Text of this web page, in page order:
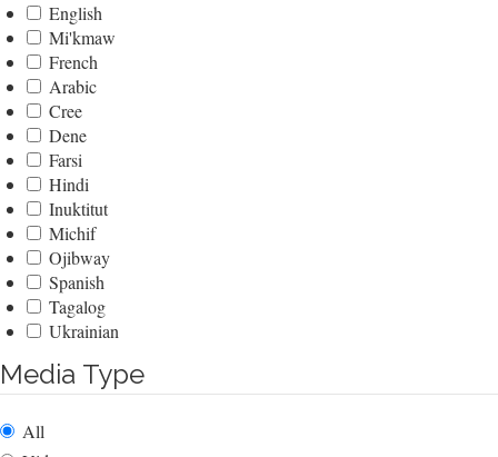
English
Mi'kmaw
French
Arabic
Cree
Dene
Farsi
Hindi
Inuktitut
Michif
Ojibway
Spanish
Tagalog
Ukrainian
Media Type
All